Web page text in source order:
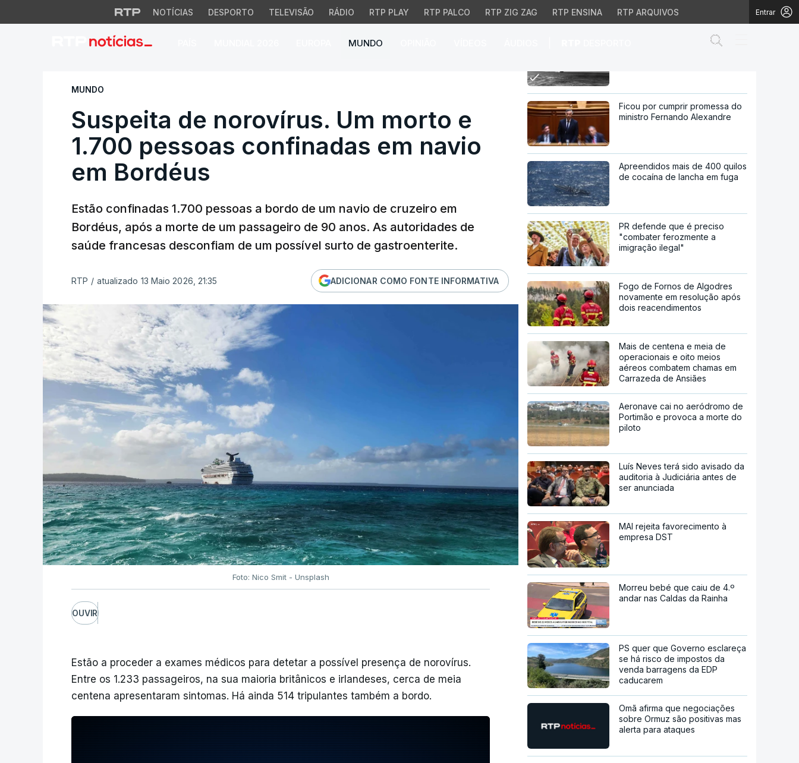
NOTÍCIAS DESPORTO TELEVISÃO RÁDIO RTP PLAY RTP PALCO RTP ZIG ZAG RTP ENSINA RTP ARQUIVOS Entrar
MUNDO
Suspeita de norovírus. Um morto e 1.700 pessoas confinadas em
MUNDO
Suspeita de norovírus. Um morto e
1.700 pessoas confinadas em navio
em Bordéus
Estão confinadas 1.700 pessoas a bordo de um navio de cruzeiro em
Bordéus, após a morte de um passageiro de 90 anos. As autoridades de
saúde francesas desconfiam de um possível surto de gastroenterite.
RTP / atualizado 13 Maio 2026, 21:35 ADICIONAR COMO FONTE INFORMATIVA
Foto: Nico Smit - Unsplash
OUVIR
Estão a proceder a exames médicos para detetar a possível presença de norovírus.
Entre os 1.233 passageiros, na sua maioria britânicos e irlandeses, cerca de meia
centena apresentaram sintomas. Há ainda 514 tripulantes também a bordo.
Suspeita de norovírus. Um morto
Ficou por cumprir promessa do
ministro Fernando Alexandre
Apreendidos mais de 400 quilos
de cocaína de lancha em fuga
PR defende que é preciso
"combater ferozmente a
imigração ilegal"
Fogo de Fornos de Algodres
novamente em resolução após
dois reacendimentos
Mais de centena e meia de
operacionais e oito meios
aéreos combatem chamas em
Carrazeda de Ansiães
Aeronave cai no aeródromo de
Portimão e provoca a morte do
piloto
Luís Neves terá sido avisado da
auditoria à Judiciária antes de
ser anunciada
MAI rejeita favorecimento à
empresa DST
Morreu bebé que caiu de 4.º
andar nas Caldas da Rainha
PS quer que Governo esclareça
se há risco de impostos da
venda barragens da EDP
caducarem
Omã afirma que negociações
sobre Ormuz são positivas mas
alerta para ataques